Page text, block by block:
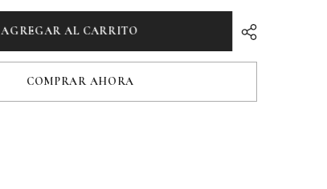
AGREGAR AL CARRITO
COMPRAR AHORA